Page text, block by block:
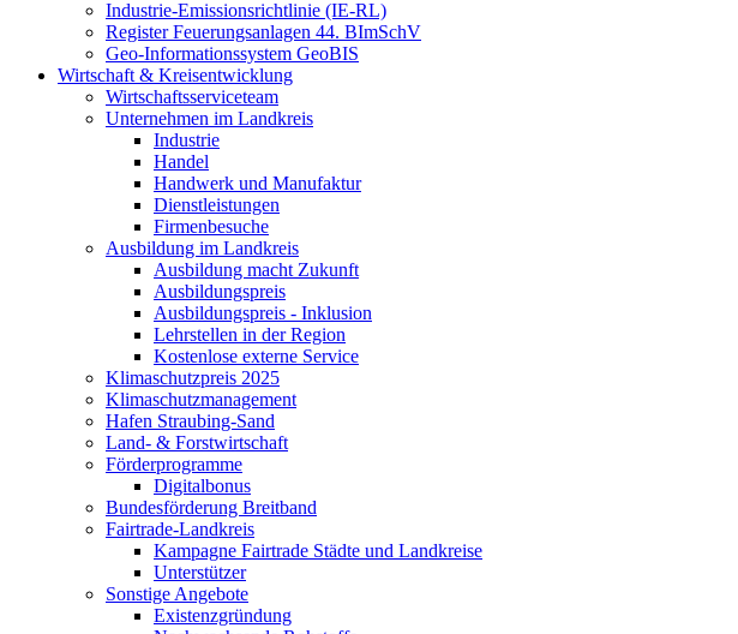
Industrie-Emissionsrichtlinie (IE-RL)
Register Feuerungsanlagen 44. BImSchV
Geo-Informationssystem GeoBIS
Wirtschaft & Kreisentwicklung
Wirtschaftsserviceteam
Unternehmen im Landkreis
Industrie
Handel
Handwerk und Manufaktur
Dienstleistungen
Firmenbesuche
Ausbildung im Landkreis
Ausbildung macht Zukunft
Ausbildungspreis
Ausbildungspreis - Inklusion
Lehrstellen in der Region
Kostenlose externe Service
Klimaschutzpreis 2025
Klimaschutzmanagement
Hafen Straubing-Sand
Land- & Forstwirtschaft
Förderprogramme
Digitalbonus
Bundesförderung Breitband
Fairtrade-Landkreis
Kampagne Fairtrade Städte und Landkreise
Unterstützer
Sonstige Angebote
Existenzgründung